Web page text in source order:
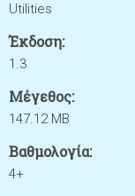
Utilities
Έκδοση:
1.3
Μέγεθος:
147.12 MB
Βαθμολογία:
4+